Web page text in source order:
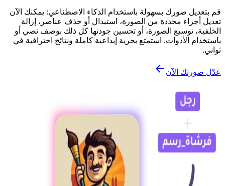
قم بتعديل صورك بسهولة باستخدام الذكاء الاصطناعي: يمكنك الآن
تعديل أجزاء محددة من الصورة، استبدال أو حذف عناصر، إزالة
الخلفية، توسيع الصورة، أو تحسين جودتها كل ذلك بوصف نصي أو
باستخدام الأدوات. استمتع بحرية إبداعية كاملة ونتائج احترافية في
ثواني.
عدّل صورتك الآن